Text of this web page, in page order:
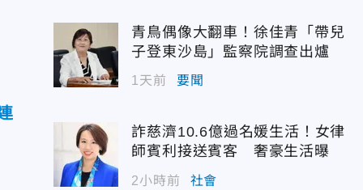
青鳥偶像大翻車！徐佳青「帶兒
子登東沙島」監察院調查出爐
1天前 要聞
詐慈濟10.6億過名媛生活！女律
師賓利接送賓客 奢豪生活曝
2小時前 社會